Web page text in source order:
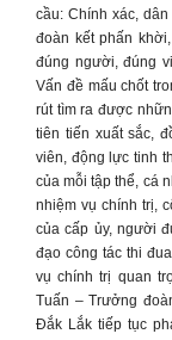
cầu: Chính xác,
đoàn kết phấn
đúng người, đúng
Vấn đề mấu chốt
rút tìm ra được
tiên tiến xuất sắc,
viên, động lực tinh
của mỗi tập thể, cá
nhiệm vụ chính trị,
của cấp ủy, người
đạo công tác thi
vụ chính trị quan
Tuấn – Trưởng
Đắk Lắk tiếp tục